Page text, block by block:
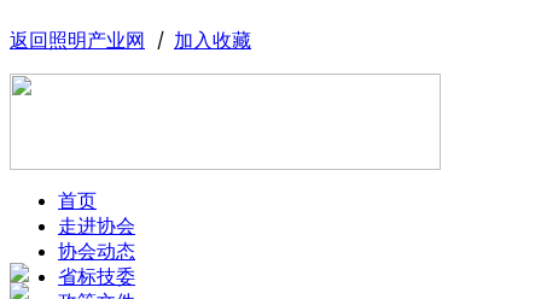
返回照明产业网 丨 加入收藏
首页
走进协会
协会动态
省标技委